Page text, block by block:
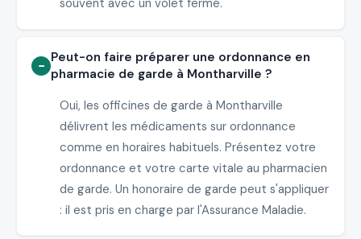
souvent avec un volet fermé.
Peut-on faire préparer une ordonnance en
pharmacie de garde à Montharville ?
Oui, les officines de garde à Montharville
délivrent les médicaments sur ordonnance
comme en horaires habituels. Présentez votre
ordonnance et votre carte vitale au pharmacien
de garde. Un honoraire de garde peut s'appliquer
: il est pris en charge par l'Assurance Maladie.